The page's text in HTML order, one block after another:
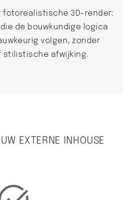
3D-render:
de bouwkundige logica
volgen, zonder
afwijking.
EXTERNE INHOUSE